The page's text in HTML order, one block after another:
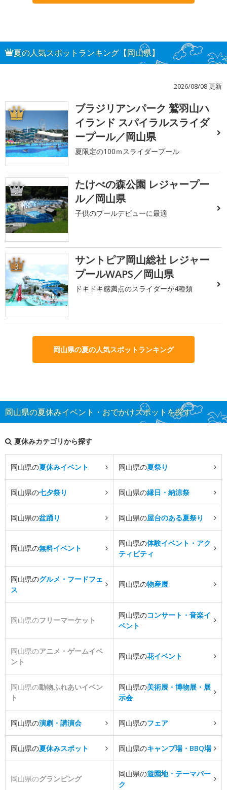
夏の人気スポットランキング【岡山県】
2026/08/08 更新
1
ブラジリアンパーク 鷲羽山ハ
イランド スパイラルスライダ
ープール／岡山県
夏限定の100ｍスライダープール
2
たけべの森公園 レジャープー
ル／岡山県
子供のプールデビューに最適
3
サントピア岡山総社 レジャー
プールWAPS／岡山県
ドキドキ感満点のスライダーが4種類
岡山県の夏の人気スポットランキング
岡山県の夏休みイベント・おでかけスポットを探す
夏休みカテゴリから探す
岡山県の夏休みイベント 岡山県の夏祭り
岡山県の七夕祭り 岡山県の縁日・納涼祭
岡山県の盆踊り 岡山県の屋台のある夏祭り
岡山県の無料イベント
岡山県の体験イベント・アク
ティビティ
岡山県のグルメ・フードフェ
ス
岡山県の物産展
岡山県のフリーマーケット
岡山県のコンサート・音楽イ
ベント
岡山県のアニメ・ゲームイベ
ント
岡山県の花イベント
岡山県の動物ふれあいイベン
ト
岡山県の美術展・博物展・展
示会
岡山県の演劇・講演会 岡山県のフェア
岡山県の夏休みスポット 岡山県のキャンプ場・BBQ場
岡山県のグランピング
岡山県の遊園地・テーマパー
ク